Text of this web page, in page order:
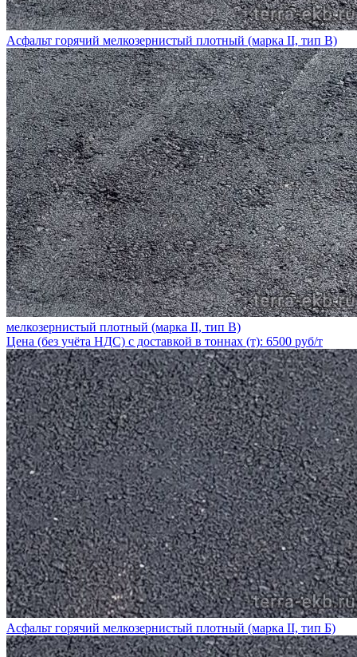
Асфальт горячий мелкозернистый плотный (марка II, тип В)
мелкозернистый плотный (марка II, тип В)
Цена (без учёта НДС) с доставкой в тоннах (т): 6500 руб/т
Асфальт горячий мелкозернистый плотный (марка II, тип Б)